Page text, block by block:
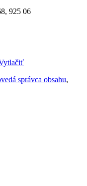
925 06
správca obsahu,